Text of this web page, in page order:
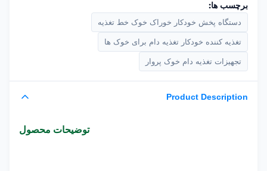
برچسب ها:
دستگاه پخش خودکار خوراک خوک خط تغذیه
تغذیه کننده خودکار تغذیه دام برای خوک ها
تجهیزات تغذیه دام خوک پروار
Product Description
توضیحات محصول